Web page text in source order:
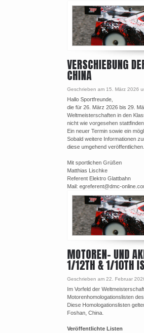
VERSCHIEBUNG
CHINA
Geschrieben am 15. März 2026
Hallo Sportfreunde,
die für 26. März 2026 bis 29.
Weltmeisterschaften in den
nicht wie vorgesehen
Ein neuer Termin sowie ein
Sobald weitere Informationen
diese umgehend veröffentlichen.
Mit sportlichen Grüßen
Matthias Lischke
Referent Elektro Glattbahn
Mail: egreferent@dmc-
MOTOREN- UND
1/12TH & 1/10TH
Geschrieben am 22. Februar
Im Vorfeld der
Motorenhomologationslisten
Diese Homologationslisten
Foshan, China.
Veröffentlichte Listen